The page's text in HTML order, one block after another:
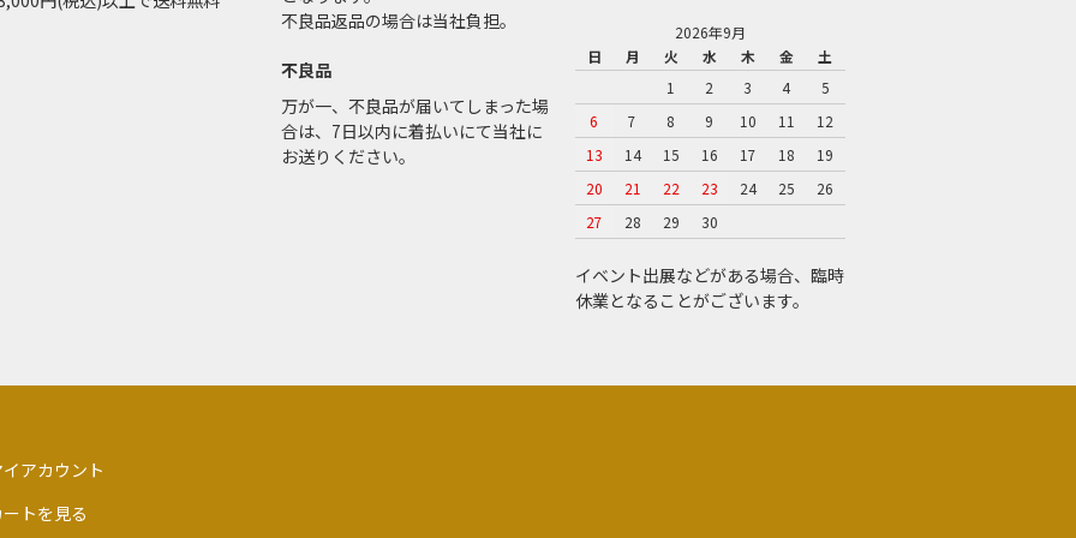
不良品返品の場合は当社負担。
不良品
万が一、不良品が届いてしまった場
合は、7日以内に着払いにて当社に
お送りください。
2026年9月
日
月 火 水 木 金
土
1
2 3 4
5
6
7 8 9 10 11
12
13
14 15 16 17 18
19
20
21 22 23 24 25
26
27
28 29 30
イベント出展などがある場合、臨時
休業となることがございます。
イアカウント
ートを見る